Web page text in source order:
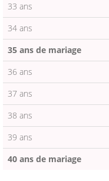
33 ans
34 ans
35 ans de mariage
36 ans
37 ans
38 ans
39 ans
40 ans de mariage